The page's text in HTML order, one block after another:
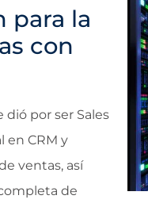
para la
con
dió por ser Sales
en CRM y
ventas, así
de